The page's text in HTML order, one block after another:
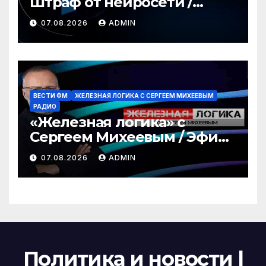
Война за пляжи / РЕН
Новости 12:30, 07.08.2026
07.08.2026 ADMIN
ВЕСТИ ФМ
ЖЕЛЕЗНАЯ ЛОГИКА С СЕРГЕЕМ МИХЕЕВЫМ
РАДИО
«Железная логика» с
Сергеем Михеевым / Эфир
07.08.2026
07.08.2026 ADMIN
Политика и новости |